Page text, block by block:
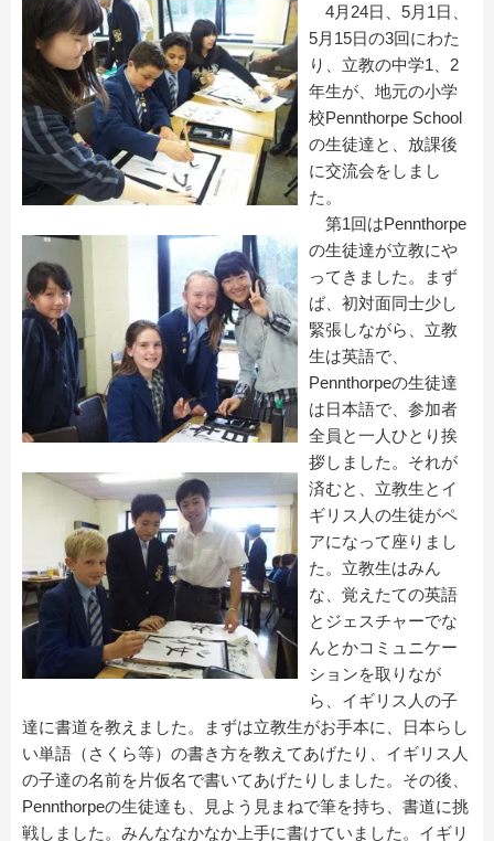
4月24日、5月1日、
5月15日の3回にわた
り、立教の中学1、2
年生が、地元の小学
校Pennthorpe School
の生徒達と、放課後
に交流会をしまし
た。
第1回はPennthorpe
の生徒達が立教にや
ってきました。まず
ば、初対面同士少し
緊張しながら、立教
生は英語で、
Pennthorpeの生徒達
は日本語で、参加者
全員と一人ひとり挨
拶しました。それが
済むと、立教生とイ
ギリス人の生徒がペ
アになって座りまし
た。立教生はみん
な、覚えたての英語
とジェスチャーでな
んとかコミュニケー
ションを取りなが
ら、イギリス人の子
達に書道を教えました。まずは立教生がお手本に、日本らし
い単語（さくら等）の書き方を教えてあげたり、イギリス人
の子達の名前を片仮名で書いてあげたりしました。その後、
Pennthorpeの生徒達も、見よう見まねで筆を持ち、書道に挑
戦しました。みんななかなか上手に書けていました。イギリ